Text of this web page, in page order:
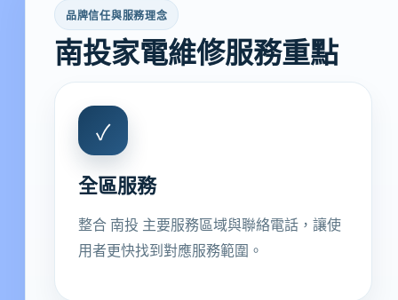
品牌信任與服務理念
南投家電維修服務重點
✓
全區服務
整合 南投 主要服務區域與聯絡電話，讓使
用者更快找到對應服務範圍。